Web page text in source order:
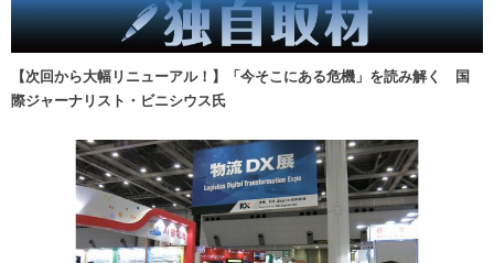
【次回から大幅リニューアル！】「今そこにある危機」を読み解く 国
際ジャーナリスト・ビニシウス氏